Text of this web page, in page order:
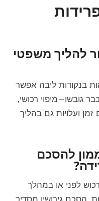
להליך משפטי
בנקודות ליבה אפשר
גובשו—מיפוי רכושי,
ועלויות גם בהליך
להסכם
לפני או במהלך